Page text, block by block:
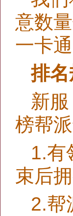
意数
一卡
排名
新
榜帮
1.有
束后
2.帮